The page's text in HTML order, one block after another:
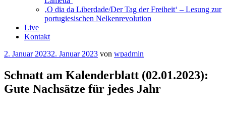
‚O dia da Liberdade/Der Tag der Freiheit‘ – Lesung zur
portugiesischen Nelkenrevolution
Live
Kontakt
Veröffentlicht
2. Januar 20232. Januar 2023 von wpadmin
Schnatt am Kalenderblatt (02.01.2023):
Gute Nachsätze für jedes Jahr